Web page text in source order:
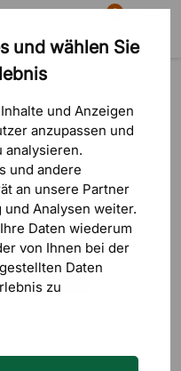
und wählen Sie
und Anzeigen
anzupassen und
analysieren.
und andere
an unsere Partner
Analysen weiter.
Daten wiederum
von Ihnen bei der
Daten
zu
Suche
0
Warenkorb